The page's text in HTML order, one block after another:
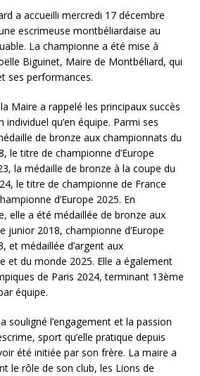
a accueilli mercredi 17 décembre
escrimeuse montbéliardaise au
La championne a été mise à
Biguinet, Maire de Montbéliard, qui
ses performances.
Maire a rappelé les principaux succès
individuel qu’en équipe. Parmi ses
de bronze aux championnats du
le titre de championne d’Europe
la médaille de bronze à la coupe du
le titre de championne de France
d’Europe 2025. En
elle a été médaillée de bronze aux
junior 2018, championne d’Europe
et médaillée d’argent aux
et du monde 2025. Elle a également
de Paris 2024, terminant 13ème
équipe.
souligné l’engagement et la passion
sport qu’elle pratique depuis
été initiée par son frère. La maire a
le rôle de son club, les Lions de